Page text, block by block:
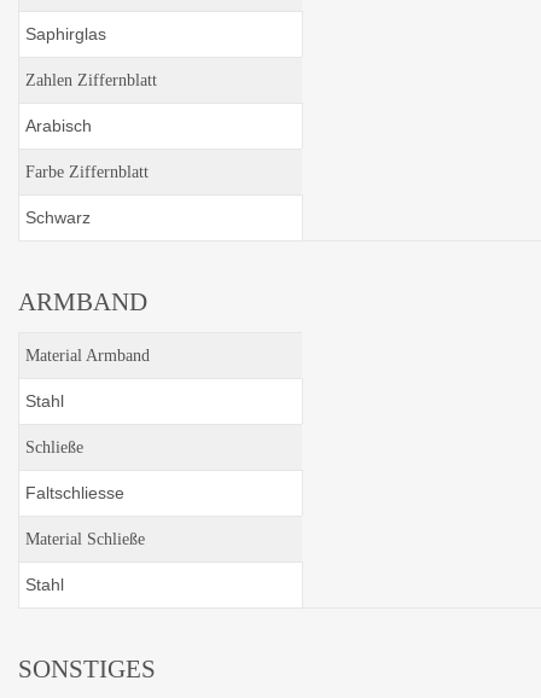
Saphirglas
Zahlen Ziffernblatt
Arabisch
Farbe Ziffernblatt
Schwarz
ARMBAND
Material Armband
Stahl
Schließe
Faltschliesse
Material Schließe
Stahl
SONSTIGES